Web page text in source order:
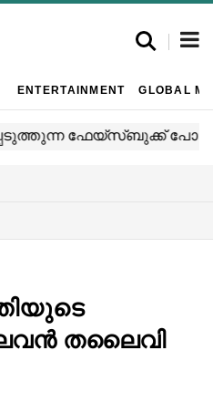
ENTERTAINMENT GLOBAL
തലൈവി